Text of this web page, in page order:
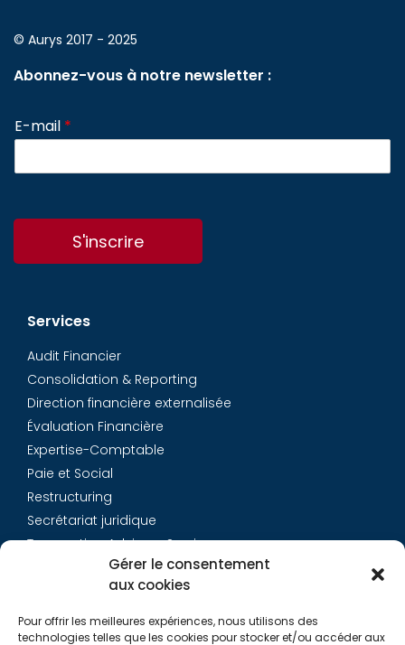
Gérer le consentement
aux cookies
Pour offrir les meilleures expériences, nous utilisons des
technologies telles que les cookies pour stocker et/ou accéder aux
© Aurys 2017 - 2025
Abonnez-vous à notre newsletter :
E-mail *
S'inscrire
Services
Audit Financier
Consolidation & Reporting
Direction financière externalisée
Évaluation Financière
Expertise-Comptable
Paie et Social
Restructuring
Secrétariat juridique
Transaction Advisory Services
Équipe